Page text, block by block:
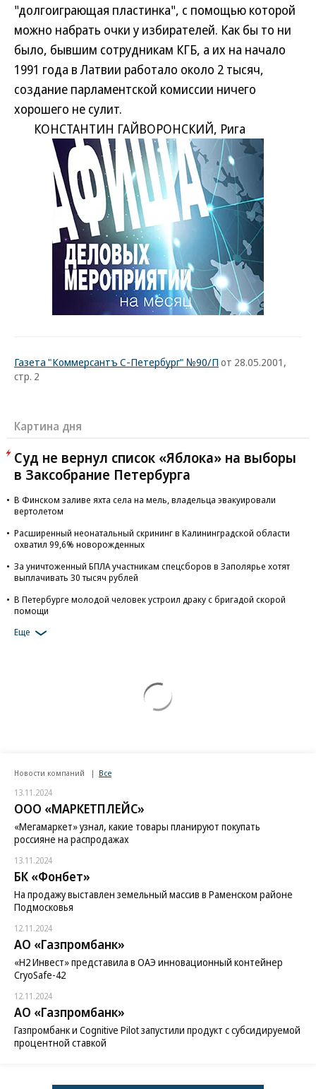
"долгоиграющая пластинка", с помощью которой
можно набрать очки у избирателей. Как бы то ни
было, бывшим сотрудникам КГБ, а их на начало
1991 года в Латвии работало около 2 тысяч,
создание парламентской комиссии ничего
хорошего не сулит.
КОНСТАНТИН ГАЙВОРОНСКИЙ, Рига
Газета "Коммерсантъ С-Петербург" №90/П от 28.05.2001,
стр. 2
Картина дня
Суд не вернул список «Яблока» на выборы
в Заксобрание Петербурга
В Финском заливе яхта села на мель, владельца эвакуировали
вертолетом
Расширенный неонатальный скрининг в Калининградской области
охватил 99,6% новорожденных
За уничтоженный БПЛА участникам спецсборов в Заполярье хотят
выплачивать 30 тысяч рублей
В Петербурге молодой человек устроил драку с бригадой скорой
помощи
Еще
Новости компаний Все
13.11.2024
ООО «МАРКЕТПЛЕЙС»
«Мегамаркет» узнал, какие товары планируют покупать
россияне на распродажах
13.11.2024
БК «Фонбет»
На продажу выставлен земельный массив в Раменском районе
Подмосковья
12.11.2024
АО «Газпромбанк»
«H2 Инвест» представила в ОАЭ инновационный контейнер
CryoSafe-42
12.11.2024
АО «Газпромбанк»
Газпромбанк и Cognitive Pilot запустили продукт с субсидируемой
процентной ставкой